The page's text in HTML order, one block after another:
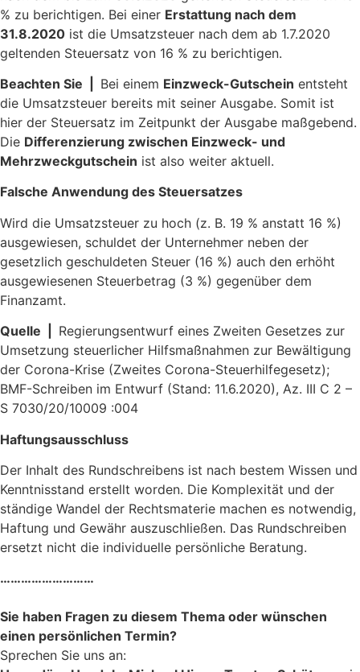
% zu berichtigen. Bei einer Erstattung nach dem
31.8.2020 ist die Umsatzsteuer nach dem ab 1.7.2020
geltenden Steuersatz von 16 % zu berichtigen.
Beachten Sie | Bei einem Einzweck-Gutschein entsteht
die Umsatzsteuer bereits mit seiner Ausgabe. Somit ist
hier der Steuersatz im Zeitpunkt der Ausgabe maßgebend.
Die Differenzierung zwischen Einzweck- und
Mehrzweckgutschein ist also weiter aktuell.
Falsche Anwendung des Steuersatzes
Wird die Umsatzsteuer zu hoch (z. B. 19 % anstatt 16 %)
ausgewiesen, schuldet der Unternehmer neben der
gesetzlich geschuldeten Steuer (16 %) auch den erhöht
ausgewiesenen Steuerbetrag (3 %) gegenüber dem
Finanzamt.
Quelle | Regierungsentwurf eines Zweiten Gesetzes zur
Umsetzung steuerlicher Hilfsmaßnahmen zur Bewältigung
der Corona-Krise (Zweites Corona-Steuerhilfegesetz);
BMF-Schreiben im Entwurf (Stand: 11.6.2020), Az. III C 2 –
S 7030/20/10009 :004
Haftungsausschluss
Der Inhalt des Rundschreibens ist nach bestem Wissen und
Kenntnisstand erstellt worden. Die Komplexität und der
ständige Wandel der Rechtsmaterie machen es notwendig,
Haftung und Gewähr auszuschließen. Das Rundschreiben
ersetzt nicht die individuelle persönliche Beratung.
………………………
Sie haben Fragen zu diesem Thema oder wünschen
einen persönlichen Termin?
Sprechen Sie uns an: